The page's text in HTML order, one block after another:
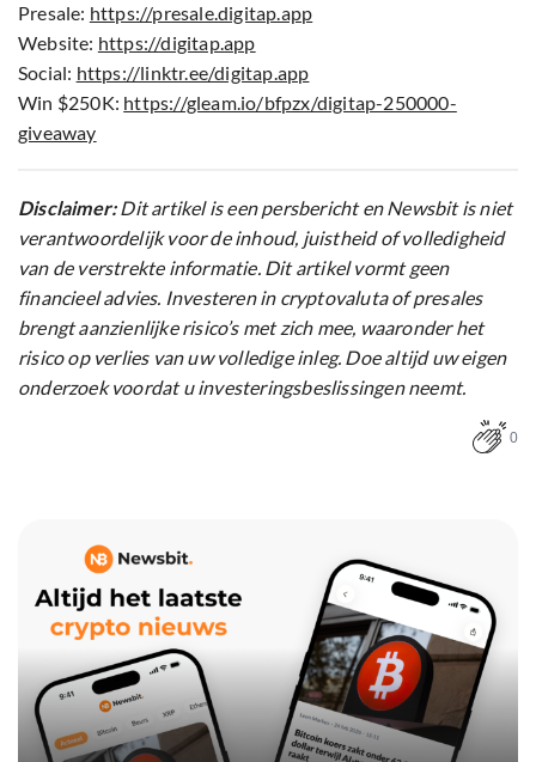
Presale: https://presale.digitap.app
Website: https://digitap.app
Social: https://linktr.ee/digitap.app
Win $250K: https://gleam.io/bfpzx/digitap-250000-
giveaway
Disclaimer:Dit artikel is een persbericht en Newsbit is niet
verantwoordelijk voor de inhoud, juistheid of volledigheid
van de verstrekte informatie. Dit artikel vormt geen
financieel advies. Investeren in cryptovaluta of presales
brengt aanzienlijke risico’s met zich mee, waaronder het
risico op verlies van uw volledige inleg. Doe altijd uw eigen
onderzoek voordat u investeringsbeslissingen neemt.
0